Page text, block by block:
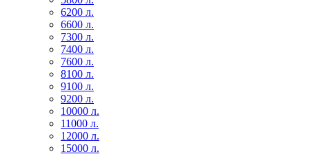
6200 л.
6600 л.
7300 л.
7400 л.
7600 л.
8100 л.
9100 л.
9200 л.
10000 л.
11000 л.
12000 л.
15000 л.